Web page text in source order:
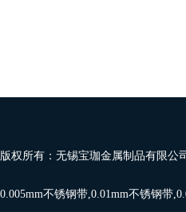
版权所有：无锡宝珈金属制品有限公
0.005mm不锈钢带,0.01mm不锈钢带,